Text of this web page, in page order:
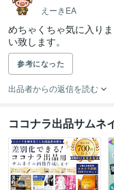
えーきEA
めちゃくちゃ気に入り
い致します。
参考になった
出品者からの返信を読む
ココナラ出品サムネ